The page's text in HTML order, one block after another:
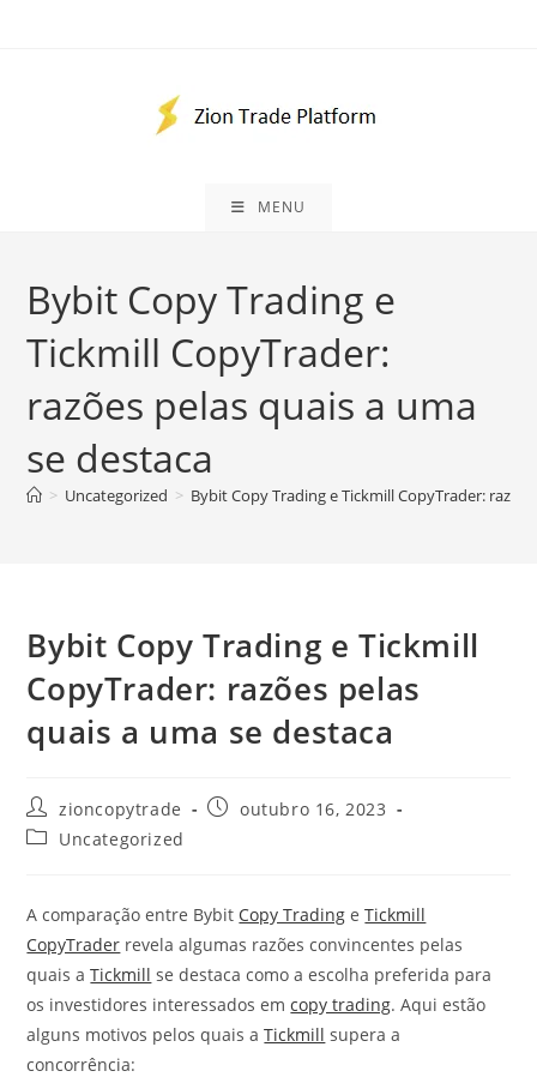
MENU
Bybit Copy Trading e
Tickmill CopyTrader:
razões pelas quais a uma
se destaca
> Uncategorized > Bybit Copy Trading e Tickmill CopyTrader:
Bybit Copy Trading e Tickmill
CopyTrader: razões pelas
quais a uma se destaca
Autor
do
post:
zioncopytrade
Postoutubro 16, 2023
Categoria
Uncategorized
A comparação entre Bybit Copy Trading eTickmill
CopyTrader revela algumas razões convincentes pelas
quais aTickmill se destaca como a escolha preferida para
os investidores interessados emcopy trading. Aqui estão
alguns motivos pelos quais aTickmill supera a
concorrência: